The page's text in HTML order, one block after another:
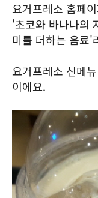
요거프레소 홈페
'초코와 바나나의
미를 더하는 음료'
요거프레소 신메
이에요.